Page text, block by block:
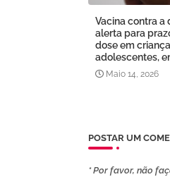
Vacina contra a
alerta para
dose em
adolescentes,
Maio 14, 2026
POSTAR UM
* Por favor, não